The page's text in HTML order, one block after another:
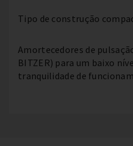
Tipo de construção
Amortecedores de
BITZER) para um baixo
tranquilidade de